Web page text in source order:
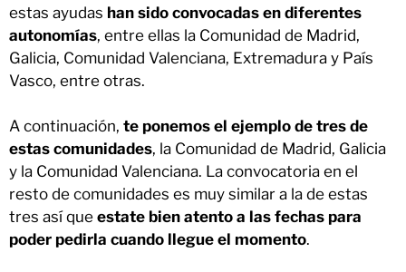
estas ayudas han sido convocadas en diferentes
autonomías, entre ellas la Comunidad de Madrid,
Galicia, Comunidad Valenciana, Extremadura y País
Vasco, entre otras.
A continuación, te ponemos el ejemplo de tres de
estas comunidades, la Comunidad de Madrid, Galicia
y la Comunidad Valenciana. La convocatoria en el
resto de comunidades es muy similar a la de estas
tres así que estate bien atento a las fechas para
poder pedirla cuando llegue el momento.